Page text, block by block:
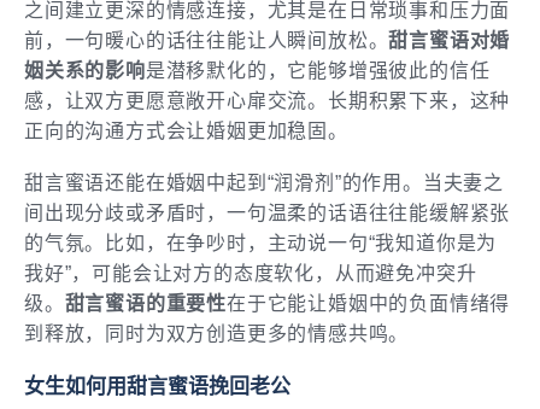
之间建立更深的情感连接，尤其是在日常琐事和压力面
前，一句暖心的话往往能让人瞬间放松。甜言蜜语对婚
姻关系的影响是潜移默化的，它能够增强彼此的信任
感，让双方更愿意敞开心扉交流。长期积累下来，这种
正向的沟通方式会让婚姻更加稳固。
甜言蜜语还能在婚姻中起到“润滑剂”的作用。当夫妻之
间出现分歧或矛盾时，一句温柔的话语往往能缓解紧张
的气氛。比如，在争吵时，主动说一句“我知道你是为
我好”，可能会让对方的态度软化，从而避免冲突升
级。 甜言蜜语的重要性在于它能让婚姻中的负面情绪得
到释放，同时为双方创造更多的情感共鸣。
女生如何用甜言蜜语挽回老公